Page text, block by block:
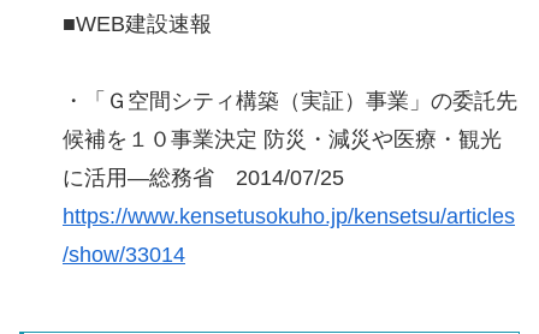
■WEB建設速報
・「Ｇ空間シティ構築（実証）事業」の委託先
候補を１０事業決定 防災・減災や医療・観光
に活用―総務省 2014/07/25
https://www.kensetusokuho.jp/kensetsu/articles
/show/33014